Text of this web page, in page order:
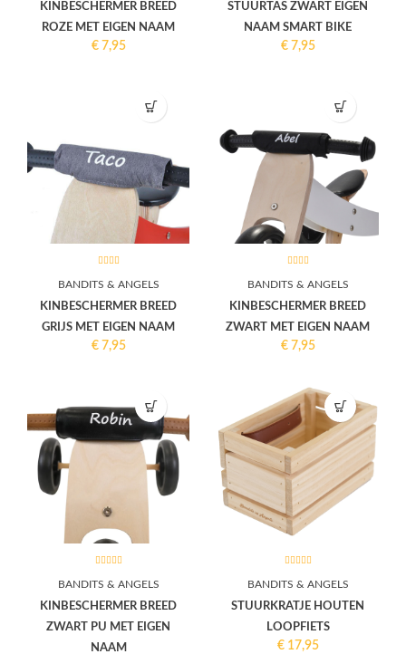
KINBESCHERMER BREED
ROZE MET EIGEN NAAM
€ 7,95
STUURTAS ZWART EIGEN
NAAM SMART BIKE
€ 7,95
BANDITS & ANGELS
KINBESCHERMER BREED
GRIJS MET EIGEN NAAM
€ 7,95
BANDITS & ANGELS
KINBESCHERMER BREED
ZWART MET EIGEN NAAM
€ 7,95
BANDITS & ANGELS
KINBESCHERMER BREED
ZWART PU MET EIGEN
NAAM
BANDITS & ANGELS
STUURKRATJE HOUTEN
LOOPFIETS
€ 17,95